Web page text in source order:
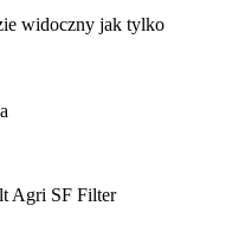
widoczny jak tylko